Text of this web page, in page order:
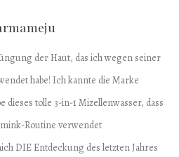
der Haut, das ich wegen seiner
habe! Ich kannte die Marke
tolle 3-in-1 Mizellenwasser, dass
Routine verwendet
DIE Entdeckung des letzten Jahres